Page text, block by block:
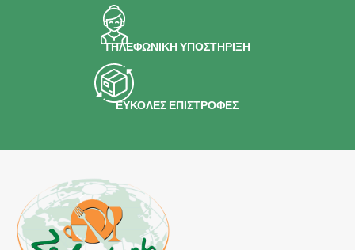
ΤΗΛΕΦΩΝΙΚΗ ΥΠΟΣΤΗΡΙΞΗ
ΕΥΚΟΛΕΣ ΕΠΙΣΤΡΟΦΕΣ